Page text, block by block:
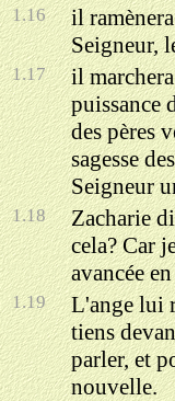
1.16
il
Seigneur,
1.17
il
puissance
des pères
sagesse
Seigneur
1.18
Zacharie
cela? Car
avancée
1.19
L'ange lui
tiens
parler, et
nouvelle.